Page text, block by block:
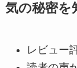
気の秘密を
レビュー